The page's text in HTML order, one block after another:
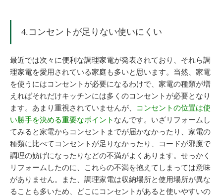
4.コンセントが足りない使いにくい
最近では次々に便利な調理家電が発表されており、それら調
理家電を愛用されている家庭も多いと思います。当然、家電
を使うにはコンセントが必要になるわけで、家電の種類が増
えればそれだけキッチンには多くのコンセントが必要となり
ます。あまり重視されていませんが、
コンセントの位置は使
い勝手を決める重要なポイント なんです。いざリフォームし
てみると家電からコンセントまでが届かなかったり、家電の
種類に比べてコンセントが足りなかったり、コードが邪魔で
調理の妨げになったりなどの不満がよくあります。せっかく
リフォームしたのに、これらの不満を抱えてしまっては意味
がありません。また、調理家電は収納場所と使用場所が異な
ることも多いため、どこにコンセントがあると使いやすいの